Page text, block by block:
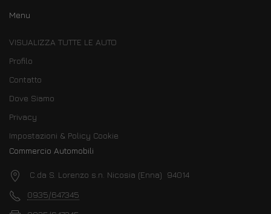
Menu
VISUALIZZA TUTTE LE AUTO
Profilo
Contatto
Dove Siamo
Privacy
Impostazioni & Policy Cookie
Commercio Automobili
C.da S. Lorenzo s.n. Nicosia (Enna) 94014
0935/647345